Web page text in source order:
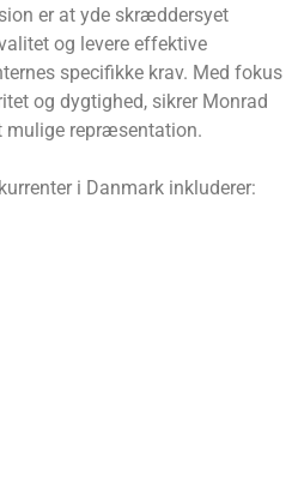
er at yde skræddersyet
og levere effektive
specifikke krav. Med fokus
og dygtighed, sikrer Monrad
mulige repræsentation.
i Danmark inkluderer: